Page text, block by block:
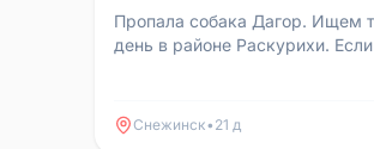
Пропала собака Дагор. Ищем
день в районе Раскурихи.
Снежинск• 21 д